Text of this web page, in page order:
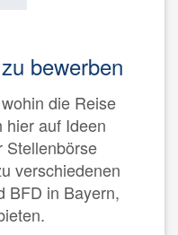
bewerben
die Reise
hier auf Ideen
Stellenbörse
verschiedenen
BFD in Bayern,